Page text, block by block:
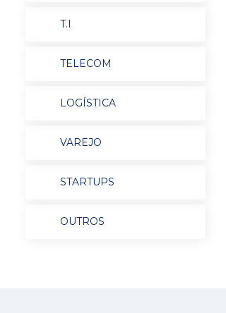
T.I
TELECOM
LOGÍSTICA
VAREJO
STARTUPS
OUTROS